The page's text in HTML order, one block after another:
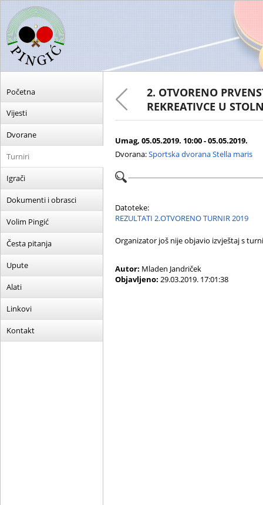
Početna
Vijesti
Dvorane
Turniri
Igrači
Dokumenti i obrasci
Volim Pingić
Česta pitanja
Upute
Alati
Linkovi
Kontakt
2. OTVORENO
REKREATIVCE U
Umag, 05.05.2019. 10:00 - 05.05.2019.
Dvorana:Sportska dvorana Stella maris
Datoteke:
REZULTATI 2.OTVORENO TURNIR 2019
Organizator još nije objavio izvještaj s
Autor: Mladen Jandriček
Objavljeno: 29.03.2019. 17:01:38